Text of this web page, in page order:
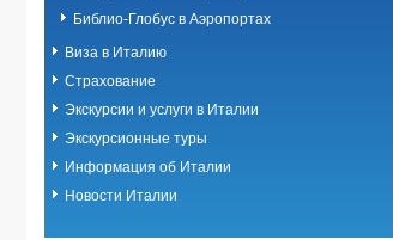
Библио-Глобус в Аэропортах
Виза в Италию
Страхование
Экскурсии и услуги в Италии
Экскурсионные туры
Информация об Италии
Новости Италии